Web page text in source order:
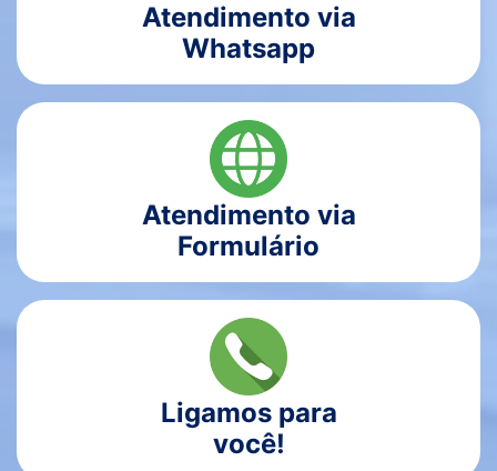
Atendimento via
Whatsapp
Atendimento via
Formulário
Ligamos para
você!